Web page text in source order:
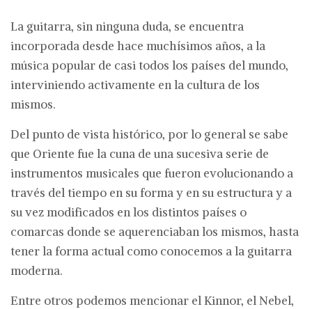
La guitarra, sin ninguna duda, se encuentra
incorporada desde hace muchísimos años, a la
música popular de casi todos los países del mundo,
interviniendo activamente en la cultura de los
mismos.
Del punto de vista histórico, por lo general se sabe
que Oriente fue la cuna de una sucesiva serie de
instrumentos musicales que fueron evolucionando a
través del tiempo en su forma y en su estructura y a
su vez modificados en los distintos países o
comarcas donde se aquerenciaban los mismos, hasta
tener la forma actual como conocemos a la guitarra
moderna.
Entre otros podemos mencionar el Kinnor, el Nebel,